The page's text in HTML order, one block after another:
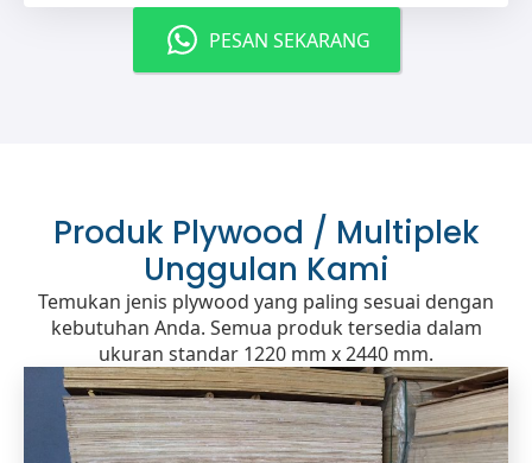
PESAN SEKARANG
Produk Plywood / Multiplek
Unggulan Kami
Temukan jenis plywood yang paling sesuai dengan
kebutuhan Anda. Semua produk tersedia dalam
ukuran standar 1220 mm x 2440 mm.